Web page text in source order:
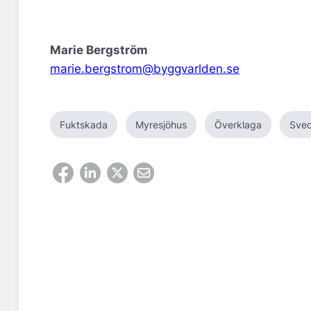
Marie Bergström
marie.bergstrom@byggvarlden.se
Fuktskada Myresjöhus Överklaga